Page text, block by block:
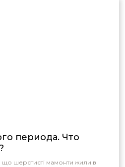
периода. Что
що шерстисті мамонти жили в